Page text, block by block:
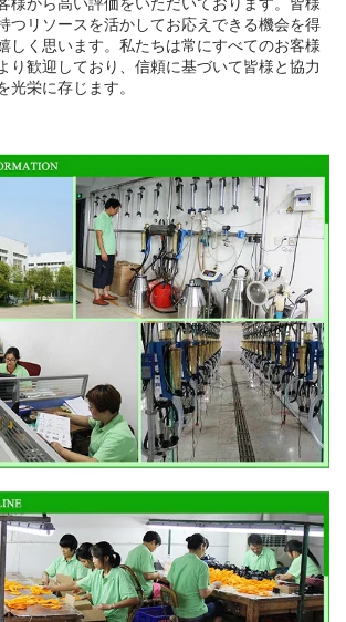
つリソースを活かしてお応えできる機会を得
しく思います。私たちは常にすべてのお客様
り歓迎しており、信頼に基づいて皆様と協力
光栄に存じます。